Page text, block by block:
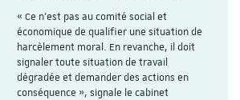
« Ce n’est pas au comité social et
économique de qualifier une situation de
harcèlement moral. En revanche, il doit
signaler toute situation de travail
dégradée et demander des actions en
conséquence », signale le cabinet